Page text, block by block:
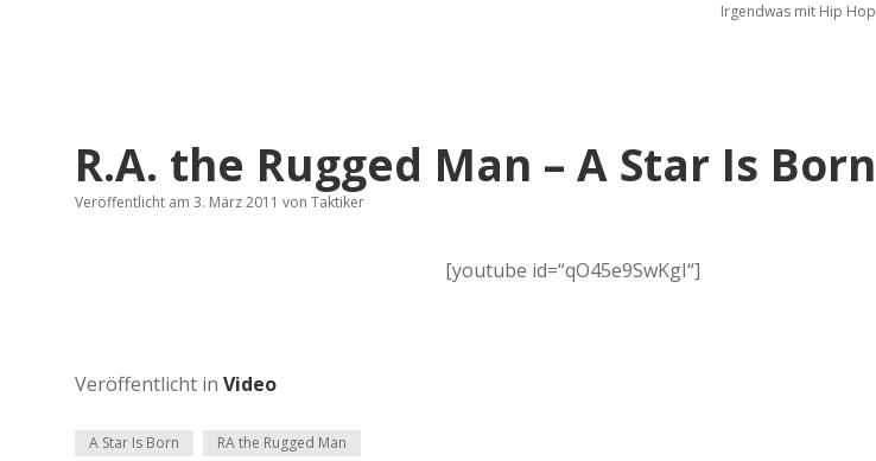
Irgendwas mit Hip Hop
R.A. the Rugged Man – A Star Is Born
Veröffentlicht am 3. März 2011 von Taktiker
[youtube id=“qO45e9SwKgI“]
Veröffentlicht in Video
A Star Is Born RA the Rugged Man